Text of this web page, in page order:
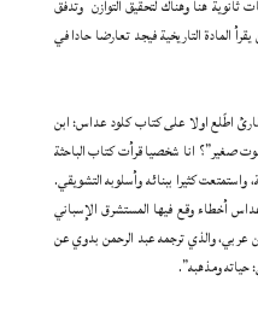
هنا وهناك لتحقيق التوازن وتدفق
المادة التاريخية فيجد تعارضا حادا في
اطّلع اولا على كتاب كلود عداس: ابن
صغير”؟ انا شخصيا قرأت كتاب الباحثة
الإنجليزية، واستمتعت كثيرا ببنائه وأسلوبه التشويقي.
أخطاء وقع فيها المستشرق الإسباني
في كتابه الصادر عام 1926عن ابن عربي، والذي ترجمه عبد الرحمن بدوي عن